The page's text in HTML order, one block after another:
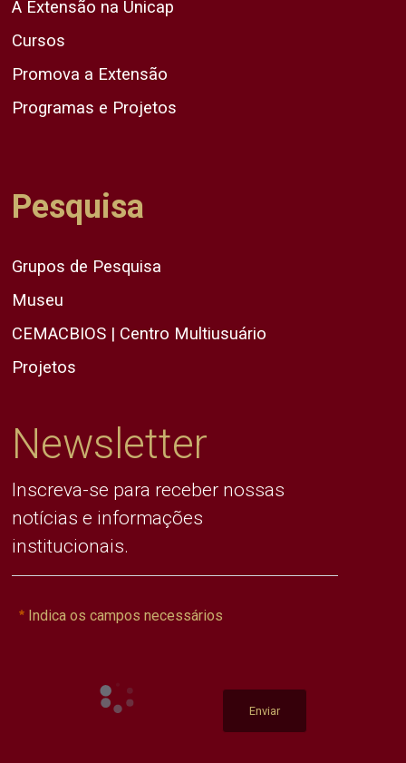
A Extensão na Unicap
Cursos
Promova a Extensão
Programas e Projetos
Pesquisa
Grupos de Pesquisa
Museu
CEMACBIOS | Centro Multiusuário
Projetos
Newsletter
Inscreva-se para receber nossas
notícias e informações
institucionais.
Indica os campos necessários
Enviar